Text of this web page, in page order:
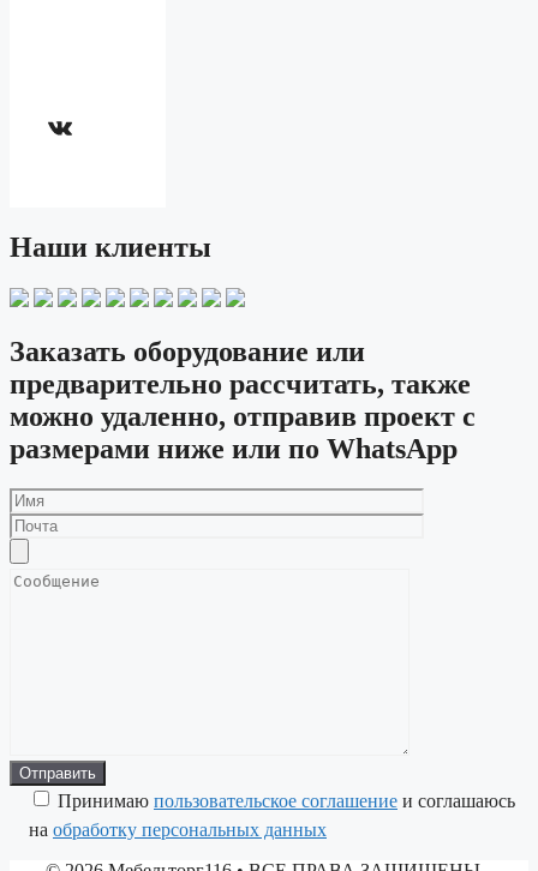
ВКонтакте
Наши клиенты
Заказать оборудование или
предварительно рассчитать, также
можно удаленно, отправив проект с
размерами ниже или по WhatsApp
Принимаю пользовательское соглашение и соглашаюсь
на обработку персональных данных